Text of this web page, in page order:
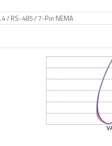
/ RS-485 / 7-Pin NEMA